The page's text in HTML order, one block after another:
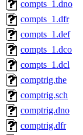
compts_1.dno
compts_1.dfr
compts_1.def
compts_1.dco
compts_1.dcl
comptrig.the
comptrig.sch
comptrig.dno
comptrig.dfr